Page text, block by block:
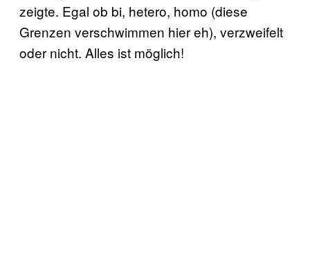
zeigte. Egal ob bi, hetero, homo (diese
Grenzen verschwimmen hier eh), verzweifelt
oder nicht. Alles ist möglich!